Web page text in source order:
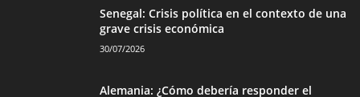
Senegal: Crisis política en el contexto de una
grave crisis económica
30/07/2026
Alemania: ¿Cómo debería responder el